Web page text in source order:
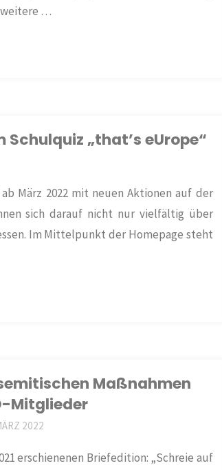
weitere …
„that’s eUrope“
März 2022 mit neuen Aktionen auf der
sich darauf nicht nur vielfältig über
Im Mittelpunkt der Homepage steht
Maßnahmen
Mitglieder
2022
erschienenen Briefedition: „Schreie auf